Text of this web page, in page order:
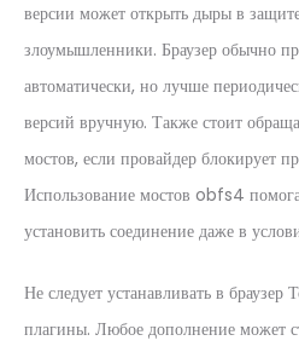
версии может открыть дыры в
злоумышленники. Браузер обычно
автоматически, но лучше
версий вручную. Также стоит
мостов, если провайдер блокирует
Использование мостов obfs4
установить соединение даже в
Не следует устанавливать в
плагины. Любое дополнение может